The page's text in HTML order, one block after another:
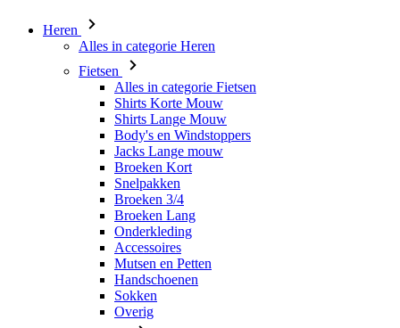
Heren
Alles in categorie Heren
Fietsen
Alles in categorie Fietsen
Shirts Korte Mouw
Shirts Lange Mouw
Body's en Windstoppers
Jacks Lange mouw
Broeken Kort
Snelpakken
Broeken 3/4
Broeken Lang
Onderkleding
Accessoires
Mutsen en Petten
Handschoenen
Sokken
Overig